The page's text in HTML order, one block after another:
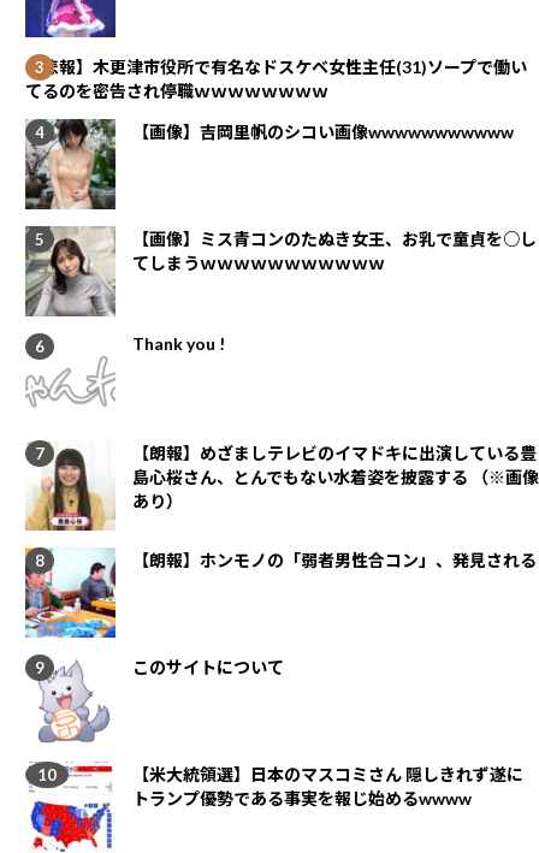
【悲報】木更津市役所で有名なドスケベ女性主任(31)ソープで働い
てるのを密告され停職ｗｗｗｗｗｗｗｗ
【画像】吉岡里帆のシコい画像wwwwwwwwwww
【画像】ミス青コンのたぬき女王、お乳で童貞を○し
てしまうｗｗｗｗｗｗｗｗｗｗｗ
Thank you !
【朗報】めざましテレビのイマドキに出演している豊
島心桜さん、とんでもない水着姿を披露する （※画像
あり）
【朗報】ホンモノの「弱者男性合コン」、発見される
このサイトについて
【米大統領選】日本のマスコミさん 隠しきれず遂に
トランプ優勢である事実を報じ始めるwwww